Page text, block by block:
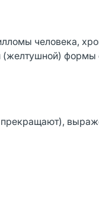
человека,
формы
прекращают),